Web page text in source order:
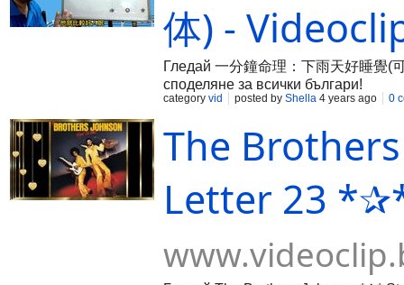
体) -
Гледай 一分鐘命理：下雨天好睡覺(
споделяне за всички българи!
category vid posted by Shella 4 years ago 0
The
Letter 23